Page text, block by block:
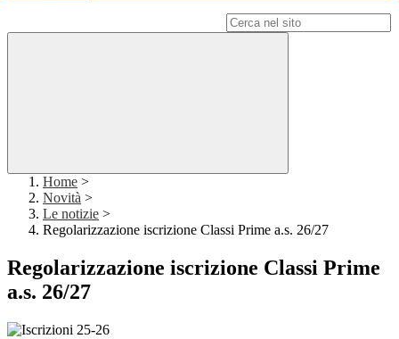
Home >
Novità >
Le notizie >
Regolarizzazione iscrizione Classi Prime a.s. 26/27
Regolarizzazione iscrizione Classi Prime
a.s. 26/27